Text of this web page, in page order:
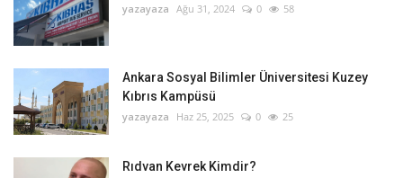
yazayaza Ağu 31, 2024 0 58
Ankara Sosyal Bilimler Üniversitesi Kuzey
Kıbrıs Kampüsü
yazayaza Haz 25, 2025 0 25
Rıdvan Kevrek Kimdir?